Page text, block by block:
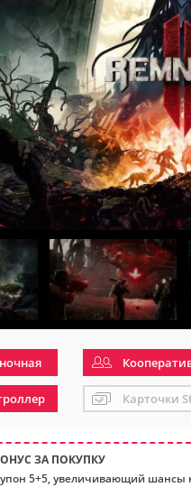
Карточки
ЗА ПОКУПКУ
5+5, увеличивающий шансы